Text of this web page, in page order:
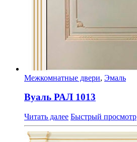
Межкомнатные двери, Эмаль
Вуаль РАЛ 1013
Читать далее Быстрый просмотр